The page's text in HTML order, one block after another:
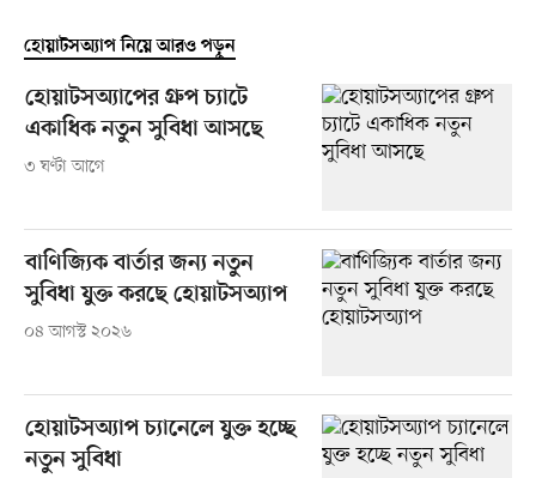
হোয়াটসঅ্যাপ নিয়ে আরও পড়ুন
হোয়াটসঅ্যাপের গ্রুপ চ্যাটে
একাধিক নতুন সুবিধা আসছে
৩ ঘণ্টা আগে
বাণিজ্যিক বার্তার জন্য নতুন
সুবিধা যুক্ত করছে হোয়াটসঅ্যাপ
০৪ আগস্ট ২০২৬
হোয়াটসঅ্যাপ চ্যানেলে যুক্ত হচ্ছে
নতুন সুবিধা